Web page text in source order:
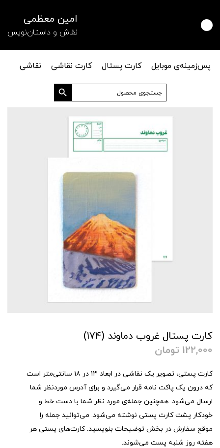
امین معظمی
نقاش و داستان‌نویس
پس‌زمینه‌ی موبایل کارت پستال کارت نقاشی
نقاشی
جستجو
برای:
دکمه جستجو
کارت پستال غروب دماوند (۱۷۴)
122,000 تومان
کارت پستی، تصویر یک نقاشی در ابعاد ۱۳ در ۱۸ سانتی‌متر است
که درون یک پاکت نامه قرار می‌گیرد و برای آدرس موردنظر شما
ارسال می‌شود. همچنین جمله‌ی مورد نظر شما با دست خط و
خودکار پشت کارت پستی نوشته می‌شود. می‌توانید جمله را
موقع سفارش در بخش توضیحات بنویسید. کارت‌های پستی هر
هفته روز شنبه پست می‌شوند.